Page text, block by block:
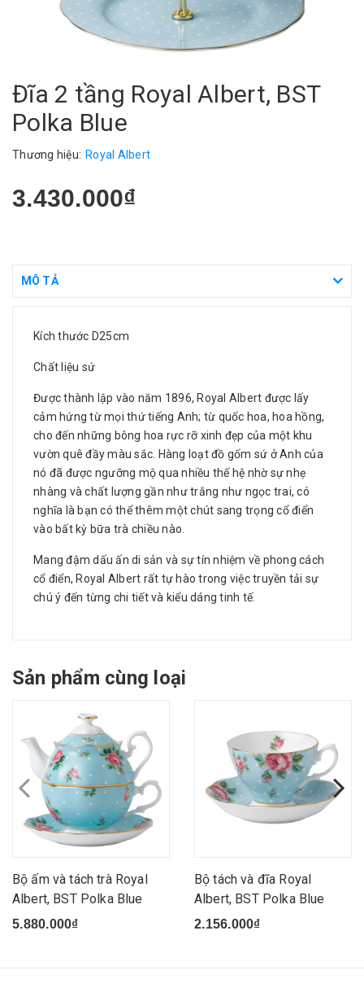
Đĩa 2 tầng Royal Albert, BST
Polka Blue
Thương hiệu: Royal Albert
3.430.000₫
MÔ TẢ
Kích thước D25cm
Chất liệu sứ
Được thành lập vào năm 1896, Royal Albert được lấy
cảm hứng từ mọi thứ tiếng Anh; từ quốc hoa, hoa hồng,
cho đến những bông hoa rực rỡ xinh đẹp của một khu
vườn quê đầy màu sắc. Hàng loạt đồ gốm sứ ở Anh của
nó đã được ngưỡng mộ qua nhiều thế hệ nhờ sự nhẹ
nhàng và chất lượng gần như trắng như ngọc trai, có
nghĩa là bạn có thể thêm một chút sang trọng cổ điển
vào bất kỳ bữa trà chiều nào.
Mang đậm dấu ấn di sản và sự tín nhiệm về phong cách
cổ điển, Royal Albert rất tự hào trong việc truyền tải sự
chú ý đến từng chi tiết và kiểu dáng tinh tế.
Sản phẩm cùng loại
Bộ ấm và tách trà Royal
Albert, BST Polka Blue
5.880.000₫
Bộ tách và đĩa Royal
Albert, BST Polka Blue
2.156.000₫